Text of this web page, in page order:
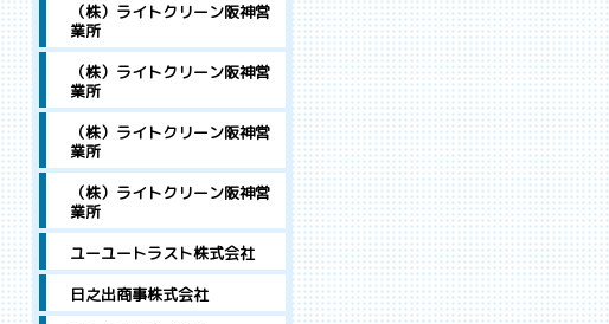
（株）ライトクリーン阪神営
業所
（株）ライトクリーン阪神営
業所
（株）ライトクリーン阪神営
業所
（株）ライトクリーン阪神営
業所
ユーユートラスト株式会社
日之出商事株式会社